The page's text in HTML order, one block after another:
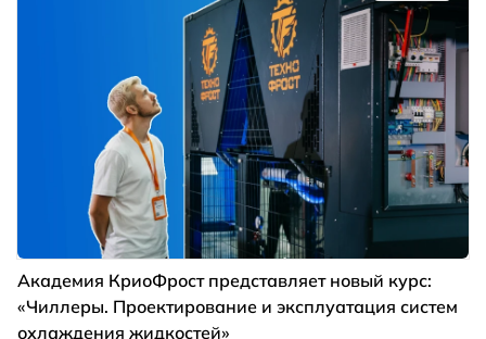
Академия КриоФрост представляет новый курс:
«Чиллеры. Проектирование и эксплуатация систем
охлаждения жидкостей»